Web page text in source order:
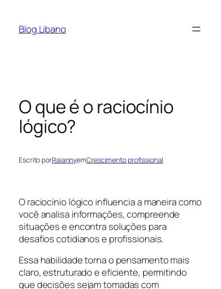
Blog Libano
O que é o raciocínio
lógico?
Escrito porRaiannyemCrescimento profissional
O raciocínio lógico influencia a maneira como
você analisa informações, compreende
situações e encontra soluções para
desafios cotidianos e profissionais.
Essa habilidade torna o pensamento mais
claro, estruturado e eficiente, permitindo
que decisões sejam tomadas com